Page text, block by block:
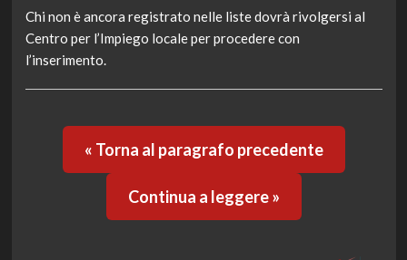
Chi non è ancora registrato nelle liste dovrà rivolgersi al
Centro per l’Impiego locale per procedere con
l’inserimento.
« Torna al paragrafo precedente
Continua a leggere »